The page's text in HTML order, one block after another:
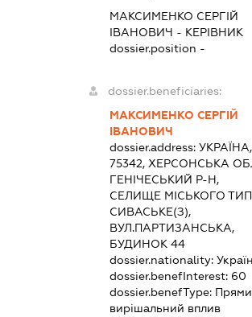
МАКСИМЕНКО СЕРГІЙ
ІВАНОВИЧ - КЕРІВНИК
dossier.position -
dossier.beneficiaries:
МАКСИМЕНКО СЕРГІЙ
ІВАНОВИЧ
dossier.address:УКРАЇНА,
75342, ХЕРСОНСЬКА
ГЕНІЧЕСЬКИЙ Р-Н,
СЕЛИЩЕ МІСЬКОГО
СИВАСЬКЕ(З),
ВУЛ.ПАРТИЗАНСЬКА,
БУДИНОК 44
dossier.nationality:
dossier.benefInterest: 60
dossier.benefType:
вирішальний вплив